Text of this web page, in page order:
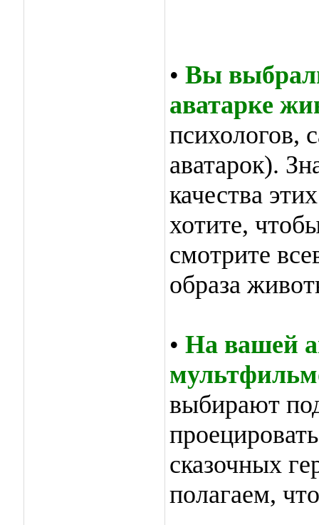
• Вы
аватарке
психологов,
аватарок).
качества
хотите,
смотрите
образа
• На вашей
выбирают
сказочных
полагаем,